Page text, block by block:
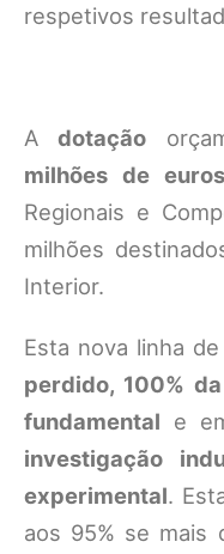
respetivos
Adotação
milhões de euros
Regionais e
milhões
Interior.
Esta nova linha
perdido, 100%
fundamental e
investigação
experimental.
aos 95% se mais